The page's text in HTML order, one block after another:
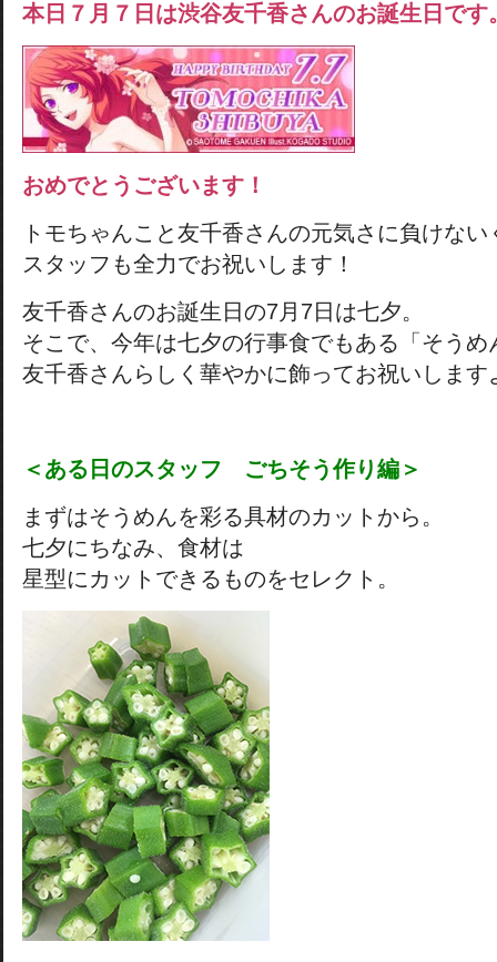
本日７月７日は渋谷友千香さんのお誕生日です
おめでとうございます！
トモちゃんこと友千香さんの元気さに負けない
スタッフも全力でお祝いします！
友千香さんのお誕生日の7月7日は七夕。
そこで、今年は七夕の行事食でもある「そうめ
友千香さんらしく華やかに飾ってお祝いします
＜ある日のスタッフ ごちそう作り編＞
まずはそうめんを彩る具材のカットから。
七夕にちなみ、食材は
星型にカットできるものをセレクト。